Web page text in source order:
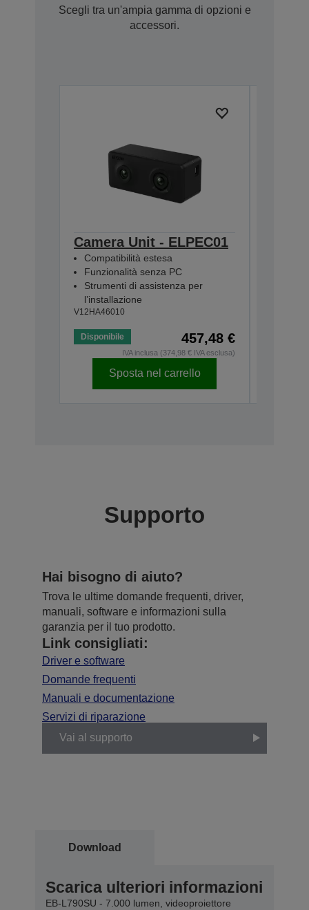
Scegli tra un'ampia gamma di opzioni e
accessori.
Camera Unit - ELPEC01
Compatibilità estesa
Funzionalità senza PC
Strumenti di assistenza per
l’installazione
V12HA46010
Disponibile 457,48 €
IVA inclusa (374,98 € IVA esclusa)
Sposta nel carrello
Supporto
Hai bisogno di aiuto?
Trova le ultime domande frequenti, driver,
manuali, software e informazioni sulla
garanzia per il tuo prodotto.
Link consigliati:
Driver e software
Domande frequenti
Manuali e documentazione
Servizi di riparazione
Vai al supporto
Download
Scarica ulteriori informazioni
EB-L790SU - 7.000 lumen, videoproiettore